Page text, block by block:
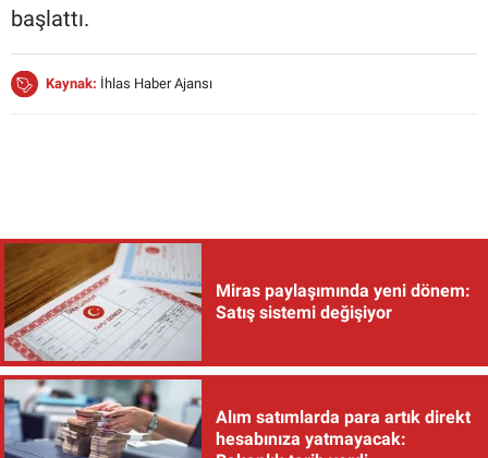
başlattı.
Kaynak: İhlas Haber Ajansı
Miras paylaşımında yeni dönem:
Satış sistemi değişiyor
Alım satımlarda para artık direkt
hesabınıza yatmayacak: